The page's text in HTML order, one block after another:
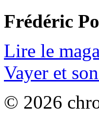
Frédéric
Lire le
Vayer et
© 2026